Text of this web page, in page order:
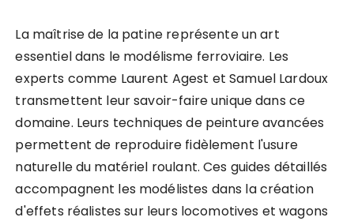
La maîtrise de la patine représente un art
essentiel dans le modélisme ferroviaire. Les
experts comme Laurent Agest et Samuel Lardoux
transmettent leur savoir-faire unique dans ce
domaine. Leurs techniques de peinture avancées
permettent de reproduire fidèlement l'usure
naturelle du matériel roulant. Ces guides détaillés
accompagnent les modélistes dans la création
d'effets réalistes sur leurs locomotives et wagons